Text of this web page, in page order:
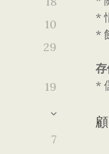
10
29
19
7
*
*
*